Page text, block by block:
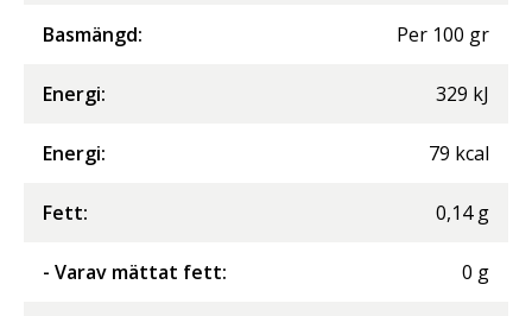
Basmängd: Per 100 gr
Energi: 329 kJ
Energi: 79 kcal
Fett: 0,14 g
- Varav mättat fett: 0 g